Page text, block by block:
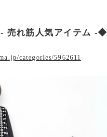
売れ筋人気アイテム -◆
categories/5962611